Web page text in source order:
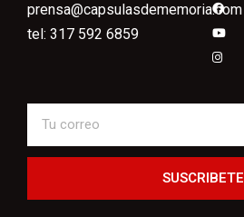
prensa@capsulasdememoria.com
tel: 317 592 6859
SUSCRIBETE